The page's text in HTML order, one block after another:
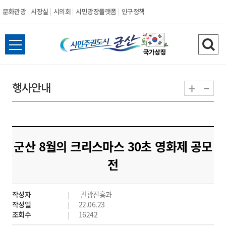
문화관광 시장실 시의회 시민광장플랫폼 인구정책
시
민
도
시
군
산
전
체
뉴
열
검
색
기
행사안내 + -
군산 8월의 크리스마스 30초 영화제 공모
전
작성자
관광진흥과
작성일
22.06.23
조회수
16242